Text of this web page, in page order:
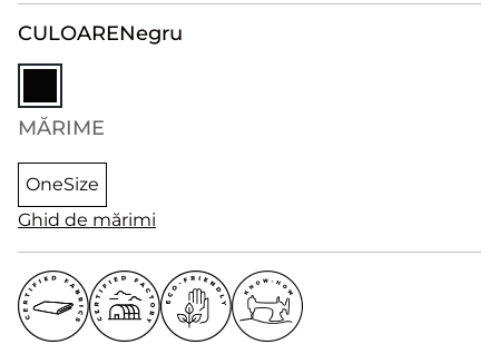
CULOARENegru
MĂRIME
OneSize
Ghid de mărimi